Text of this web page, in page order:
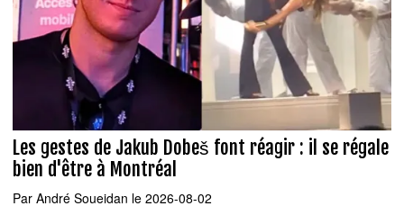
Les gestes de Jakub Dobeš font réagir : il se régale
bien d'être à Montréal
Par André Soueidan le 2026-08-02